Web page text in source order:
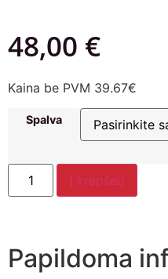
48,00 €
Kaina be PVM 39.67€
Spalva
Į krepšelį
Papildoma